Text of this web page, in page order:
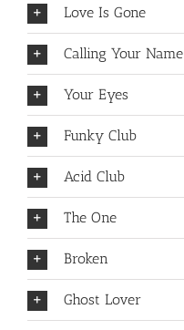
Love Is Gone
Calling Your Name
Your Eyes
Funky Club
Acid Club
The One
Broken
Ghost Lover